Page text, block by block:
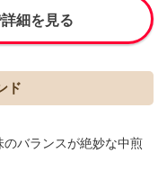
細を見る
ド
バランスが絶妙な中煎